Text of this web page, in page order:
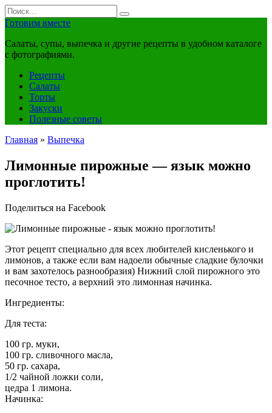
Перейти
к
Search
for:
Готовим вместе
Салаты, супы, выпечка и другие рецепты в удобном каталоге
с фотографиями.
Рецепты
Салаты
Торты
Закуски
Полезные советы
Главная » Выпечка
Лимонные пирожные — язык можно
проглотить!
Поделиться на Facebook
Этот рецепт специально для всех любителей кисленького и
лимонов, а также если вам надоели обычные сладкие булочки
и вам захотелось разнообразия) Нижний слой пирожного это
песочное тесто, а верхний это лимонная начинка.
Ингредиенты:
Для теста:
100 гр. муки,
100 гр. сливочного масла,
50 гр. сахара,
1/2 чайной ложки соли,
цедра 1 лимона.
Начинка: